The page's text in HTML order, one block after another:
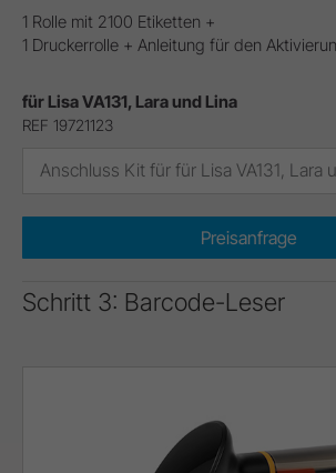
1 Rolle mit 2100 Etiketten +
1 Druckerrolle + Anleitung für den
für Lisa VA131, Lara und Lina
REF 19721123
Preisanfrage
Schritt 3: Barcode-Leser